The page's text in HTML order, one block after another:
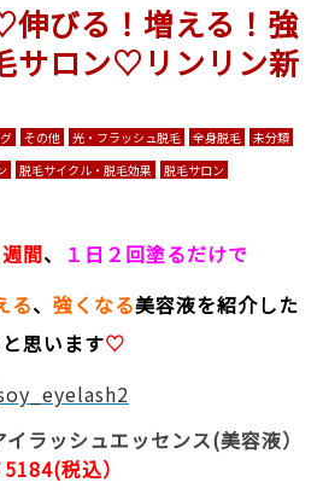
びる！増える！強
サロン♡リンリン新
その他 光・フラッシュ脱毛 全身脱毛
未分類
脱毛サイクル・脱毛効果
脱毛サロン
間、
１日２回塗るだけで
る、 強くなる美容液を紹介した
思います♡
ラッシュエッセンス(美容液）
5184(税込）